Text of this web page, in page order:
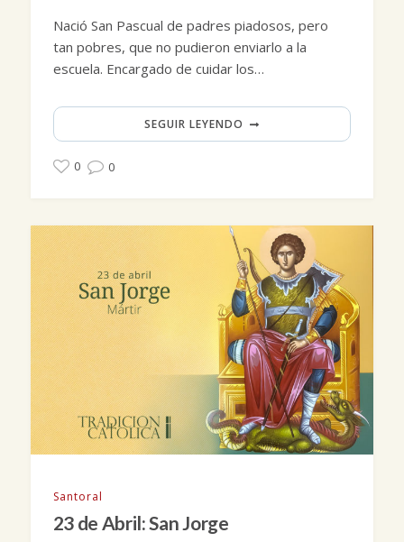
Nació San Pascual de padres piadosos, pero
tan pobres, que no pudieron enviarlo a la
escuela. Encargado de cuidar los…
SEGUIR LEYENDO
0 0
Santoral
23 de Abril: San Jorge